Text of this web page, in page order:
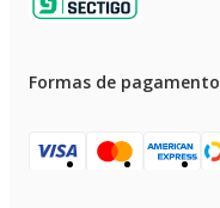
Formas de pagamento